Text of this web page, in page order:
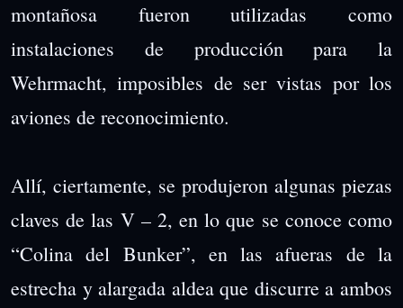
montañosa fueron utilizadas como
instalaciones de producción para la
Wehrmacht, imposibles de ser vistas por los
aviones de reconocimiento.
Allí, ciertamente, se produjeron algunas piezas
claves de las V – 2, en lo que se conoce como
“Colina del Bunker”, en las afueras de la
estrecha y alargada aldea que discurre a ambos